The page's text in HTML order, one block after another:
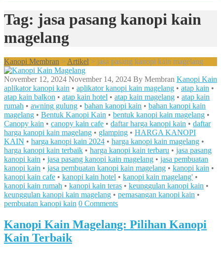
Tag: jasa pasang kanopi kain
magelang
Kanopi Membran > Artikel > jasa pasang kanopi kain magelang
November 12, 2024 November 14, 2024 By Membran Kanopi Kain
aplikator kanopi kain • aplikator kanopi kain magelang • atap kain •
atap kain balkon • atap kain hotel • atap kain magelang • atap kain
rumah • awning gulung • bahan kanopi kain • bahan kanopi kain
magelang • Bentuk Kanopi Kain • bentuk kanopi kain magelang •
Canopy kain • canopy kain cafe • daftar harga kanopi kain • daftar
harga kanopi kain magelang • glamping • HARGA KANOPI
KAIN • harga kanopi kain 2024 • harga kanopi kain magelang •
harga kanopi kain terbaik • harga kanopi kain terbaru • jasa pasang
kanopi kain • jasa pasang kanopi kain magelang • jasa pembuatan
kanopi kain • jasa pembuatan kanopi kain magelang • kanopi kain •
kanopi kain cafe • kanopi kain hotel • kanopi kain magelang' •
kanopi kain rumah • kanopi kain teras • keunggulan kanopi kain •
keunggulan kanopi kain magelang • pemasangan kanopi kain •
pembuatan kanopi kain 0 Comments
Kanopi Kain Magelang: Pilihan Kanopi
Kain Terbaik